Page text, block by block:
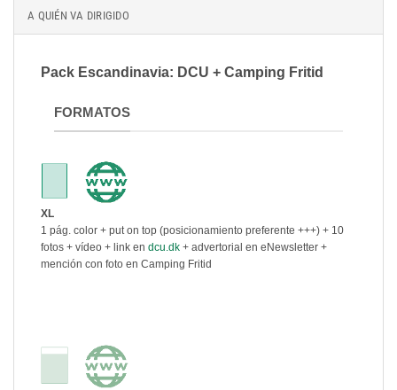
A QUIÉN VA DIRIGIDO
Pack Escandinavia: DCU + Camping Fritid
FORMATOS
XL
1 pág. color + put on top (posicionamiento preferente +++) + 10
fotos + vídeo + link en dcu.dk + advertorial en eNewsletter +
mención con foto en Camping Fritid